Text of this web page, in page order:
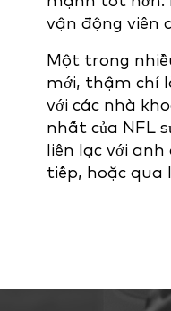
vận động viên
Một trong
mới, thậm chí
với các nhà
nhất của NFL
liên lạc với
tiếp, hoặc qua